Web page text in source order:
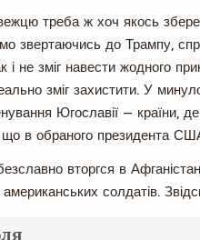
треба ж хоч якось
звертаючись до Трампу,
не зміг навести жодного
зміг захистити. У
Югославії — країни,
в обраного президента
вторгся в
солдатів.